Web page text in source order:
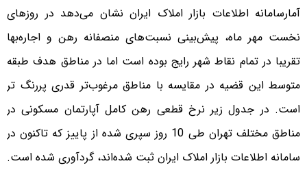
آمارسامانه اطلاعات بازار املاک ایران نشان می‌دهد در روزهای
نخست مهر ماه،‌ پیش‌بینی نسبت‌های منصفانه رهن و اجاره‌بها
تقریبا در تمام نقاط شهر رایج بوده است اما در مناطق هدف طبقه
متوسط این قضیه در مقایسه با مناطق مرغوب‌تر قدری پررنگ تر
است. در جدول زیر نرخ قطعی رهن کامل آپارتمان مسکونی در
مناطق مختلف تهران طی 10 روز سپری شده از پاییز که تاکنون در
سامانه اطلاعات بازار املاک ایران ثبت شده‌اند، گردآوری شده است.